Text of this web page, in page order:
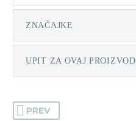
ZNAČAJKE
UPIT ZA OVAJ PROIZVOD
PREV